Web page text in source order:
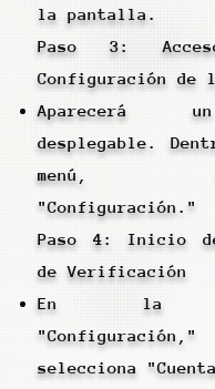
la pantalla.
Paso 3:
Configuración de
Aparecerá
desplegable.
menú,
"Configuración."
Paso 4: Inicio
de Verificación
En la
selecciona